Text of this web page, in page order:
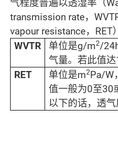
transmission rate，
vapour resistance，RET
WVTR
单位是g/m2/
气量。若此值达
RET
单位是m2Pa/W
值一般为0至30
以下的话，透气